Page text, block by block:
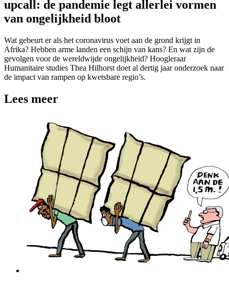
upcall: de pandemie legt allerlei vormen
van ongelijkheid bloot
Wat gebeurt er als het coronavirus voet aan de grond krijgt in
Afrika? Hebben arme landen een schijn van kans? En wat zijn de
gevolgen voor de wereldwijde ongelijkheid? Hoogleraar
Humanitaire studies Thea Hilhorst doet al dertig jaar onderzoek naar
de impact van rampen op kwetsbare regio’s.
Lees meer